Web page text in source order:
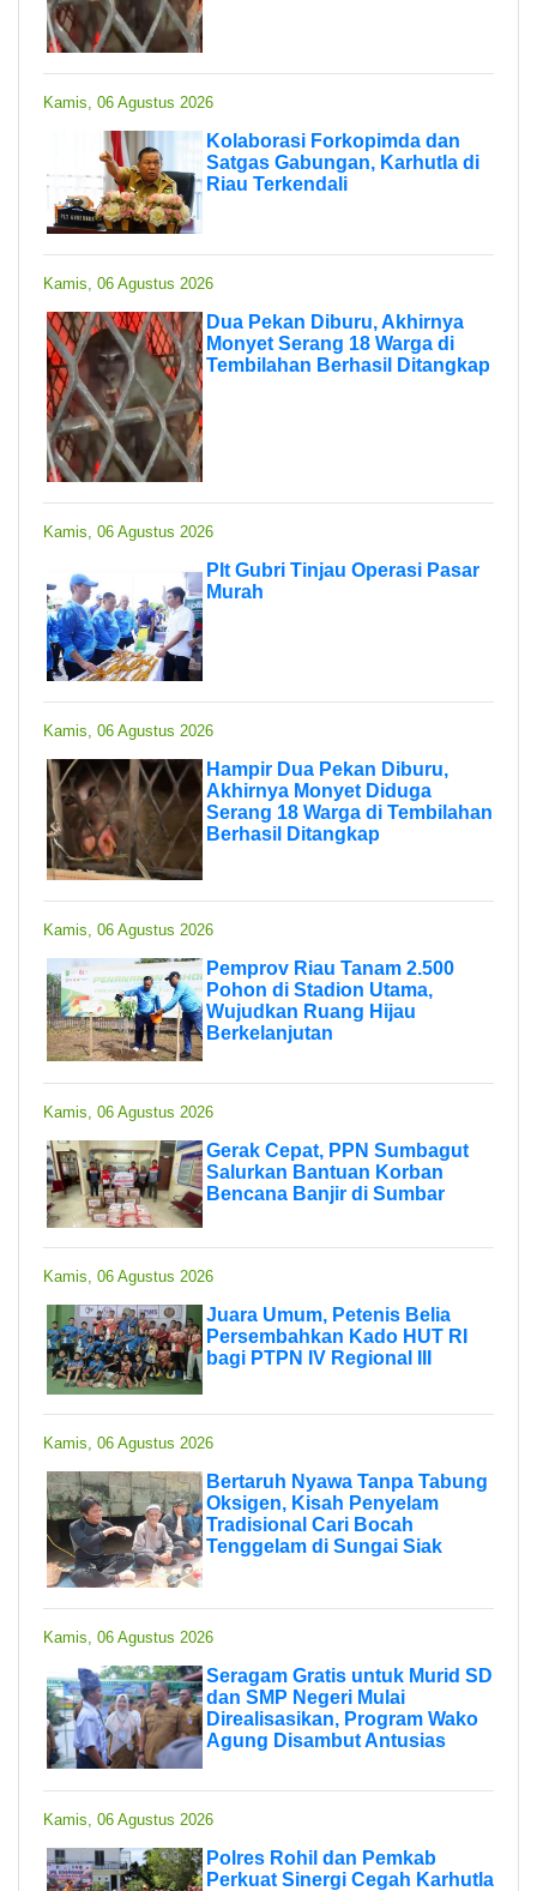
Kamis, 06 Agustus 2026
Kolaborasi Forkopimda dan
Satgas Gabungan, Karhutla di
Riau Terkendali
Kamis, 06 Agustus 2026
Dua Pekan Diburu, Akhirnya
Monyet Serang 18 Warga di
Tembilahan Berhasil Ditangkap
Kamis, 06 Agustus 2026
Plt Gubri Tinjau Operasi Pasar
Murah
Kamis, 06 Agustus 2026
Hampir Dua Pekan Diburu,
Akhirnya Monyet Diduga
Serang 18 Warga di Tembilahan
Berhasil Ditangkap
Kamis, 06 Agustus 2026
Pemprov Riau Tanam 2.500
Pohon di Stadion Utama,
Wujudkan Ruang Hijau
Berkelanjutan
Kamis, 06 Agustus 2026
Gerak Cepat, PPN Sumbagut
Salurkan Bantuan Korban
Bencana Banjir di Sumbar
Kamis, 06 Agustus 2026
Juara Umum, Petenis Belia
Persembahkan Kado HUT RI
bagi PTPN IV Regional III
Kamis, 06 Agustus 2026
Bertaruh Nyawa Tanpa Tabung
Oksigen, Kisah Penyelam
Tradisional Cari Bocah
Tenggelam di Sungai Siak
Kamis, 06 Agustus 2026
Seragam Gratis untuk Murid SD
dan SMP Negeri Mulai
Direalisasikan, Program Wako
Agung Disambut Antusias
Kamis, 06 Agustus 2026
Polres Rohil dan Pemkab
Perkuat Sinergi Cegah Karhutla